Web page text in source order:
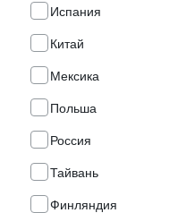
Испания
Китай
Мексика
Польша
Россия
Тайвань
Финляндия